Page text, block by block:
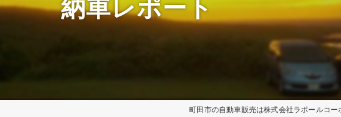
納車レポート
町田市の自動車販売は株式会社ラポールコー